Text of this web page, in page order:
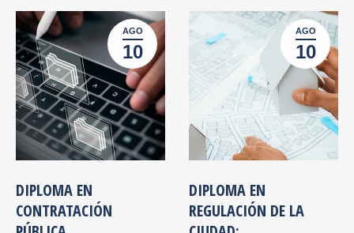
AGO
10
DIPLOMA EN
CONTRATACIÓN
AGO
10
DIPLOMA EN
REGULACIÓN DE LA